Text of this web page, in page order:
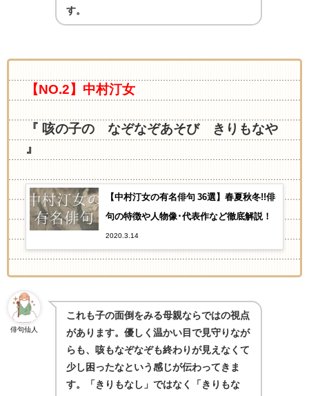
す。
【NO.2】中村汀女
『 咳の子の なぞなぞあそび きりもなや
』
【中村汀女の有名俳句 36選】春夏秋冬!!俳
句の特徴や人物像･代表作など徹底解説！
2020.3.14
俳句仙人
これも子の面倒をみる母親ならではの視点
があります。優しく温かい目で見守りなが
らも、咳もなぞなぞも終わりが見えなくて
少し困ったなという感じが伝わってきま
す。「きりもなし」ではなく「きりもな